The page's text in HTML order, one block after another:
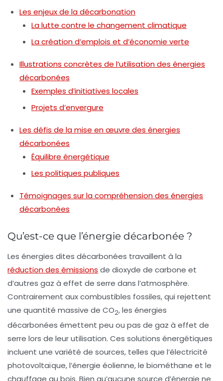
Les enjeux de la décarbonation
La lutte contre le changement climatique
La création d’emplois et d’économie verte
Illustrations concrètes de l’utilisation des énergies
décarbonées
Exemples d’initiatives locales
Projets d’envergure
Les défis de la mise en œuvre des énergies
décarbonées
Équilibre énergétique
Les politiques publiques
Témoignages sur la compréhension des énergies
décarbonées
Qu’est-ce que l’énergie décarbonée ?
Les énergies dites décarbonées travaillent à la
réduction des émissions de dioxyde de carbone et
d’autres gaz à effet de serre dans l’atmosphère.
Contrairement aux combustibles fossiles, qui rejettent
une quantité massive de CO2, les énergies
décarbonées émettent peu ou pas de gaz à effet de
serre lors de leur utilisation. Ces solutions énergétiques
incluent une variété de sources, telles que l’électricité
photovoltaïque, l’énergie éolienne, le biométhane et le
chauffage au bois. Bien qu’aucune source d’énergie ne